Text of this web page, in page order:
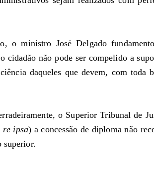
o ministro José Delgado
cidadão não pode ser compelido a
daqueles que devem, com toda
o Superior Tribunal de
re ipsa) a concessão de diploma não
superior.